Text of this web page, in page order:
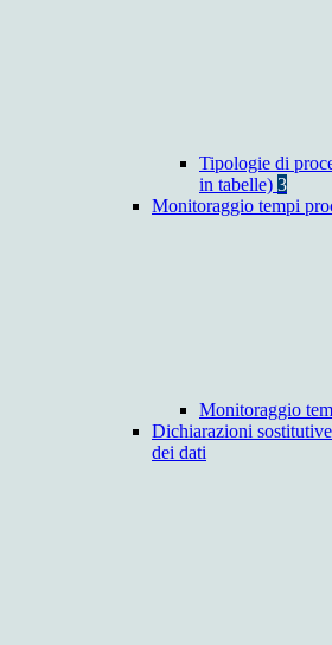
Tipologie di
in tabelle) 3
Monitoraggio tempi
Monitoraggio
Dichiarazioni
dei dati